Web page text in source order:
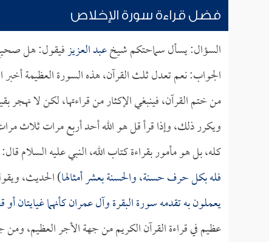
فضل قراءة سورة الإخلاص
السؤال: يسأل سماحتكم شيخعبد العزيزفيقول: هل
الجواب: نعم تعدل ثلث القرآن، هذه السورة العظيمة أخبر
من ختم القرآن، فينبغي الإكثار من قراءتها، لكن لا نهجر
ويكرر ذلك، وإذا قرأ قل هو الله أحد أربع مرات ثلاث
كله، بل هو مأمور بقراءة كتاب الله، النبي عليه السلام
فله بكل حرف حسنة، والحسنة بعشر أمثالها) الحديث،
يعملون به تقدمه سورة البقرة وآل عمران كأنهما
عظيم في قراءة القرآن الكريم من جهة الأجر العظيم،